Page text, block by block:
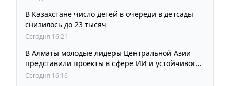
В Казахстане число детей в очереди в детсады
снизилось до 23 тысяч
Сегодня 16:21
В Алматы молодые лидеры Центральной Азии
представили проекты в сфере ИИ и устойчивого
развития
Сегодня 16:16